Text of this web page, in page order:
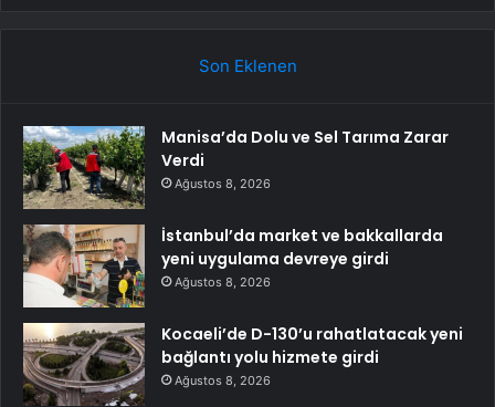
Son Eklenen
Manisa’da Dolu ve Sel Tarıma Zarar
Verdi
Ağustos 8, 2026
İstanbul’da market ve bakkallarda
yeni uygulama devreye girdi
Ağustos 8, 2026
Kocaeli’de D-130’u rahatlatacak yeni
bağlantı yolu hizmete girdi
Ağustos 8, 2026